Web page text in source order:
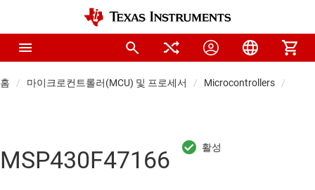
홈 마이크로컨트롤러(MCU) 및 프로세서 Microcontrollers
MSP430F47166